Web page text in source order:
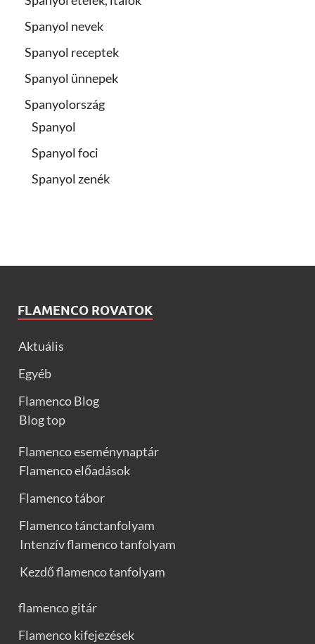
Spanyol nevek
Spanyol receptek
Spanyol ünnepek
Spanyolország
Spanyol
Spanyol foci
Spanyol zenék
FLAMENCO ROVATOK
Aktuális
Egyéb
Flamenco Blog
Blog top
Flamenco eseménynaptár
Flamenco előadások
Flamenco tábor
Flamenco tánctanfolyam
Intenzív flamenco tanfolyam
Kezdő flamenco tanfolyam
flamenco gitár
Flamenco kifejezések